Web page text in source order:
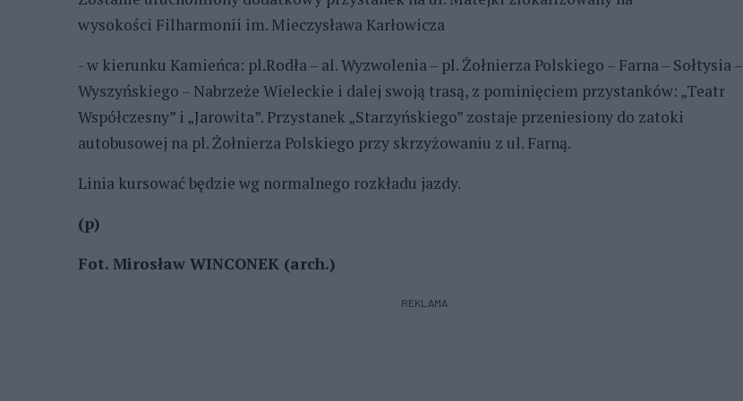
wysokości Filharmonii im. Mieczysława Karłowicza
- w kierunku Kamieńca: pl.Rodła – al. Wyzwolenia – pl. Żołnierza Polskiego – Farna – Sołtysia –
Wyszyńskiego – Nabrzeże Wieleckie i dalej swoją trasą, z pominięciem przystanków: „Teatr
Współczesny” i „Jarowita”. Przystanek „Starzyńskiego” zostaje przeniesiony do zatoki
autobusowej na pl. Żołnierza Polskiego przy skrzyżowaniu z ul. Farną.
Linia kursować będzie wg normalnego rozkładu jazdy.
(p)
Fot. Mirosław WINCONEK (arch.)
REKLAMA